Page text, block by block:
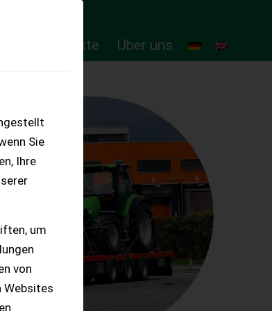
Sie
Ihre
um
von
Websites
Online-Produkte Über uns